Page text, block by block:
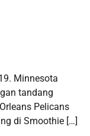
Minnesota
tandang
Pelicans
di Smoothie […]